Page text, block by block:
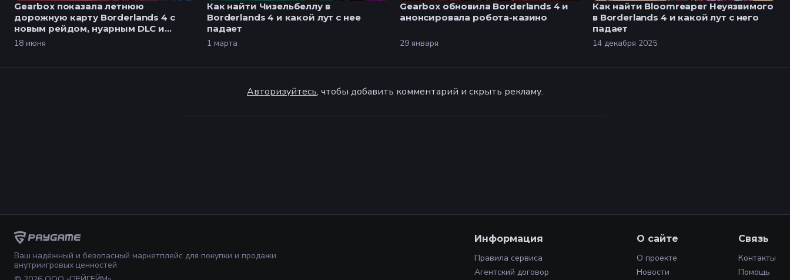
Gearbox показала летнюю
дорожную карту Borderlands 4 с
новым рейдом, нуарным DLC и
персонажем Loveless
18 июня
Как найти Чизельбеллу в
Borderlands 4 и какой лут с нее
падает
1 марта
Gearbox обновила Borderlands 4 и
анонсировала робота-казино
29 января
Как найти Bloomreaper Неуязвимого
в Borderlands 4 и какой лут с него
падает
14 декабря 2025
Авторизуйтесь, чтобы добавить комментарий и скрыть рекламу.
Ваш надёжный и безопасный маркетплейс для покупки и продажи
внутриигровых ценностей
Информация
Правила сервиса
Агентский договор
О сайте
О проекте
Новости
Связь
Контакты
Помощь